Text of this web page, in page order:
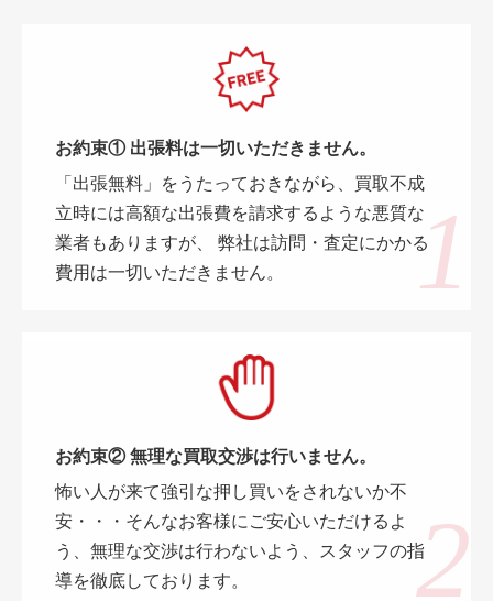
お約束① 出張料は一切いただきません。
「出張無料」をうたっておきながら、買取不成
立時には高額な出張費を請求するような悪質な
業者もありますが、 弊社は訪問・査定にかかる
費用は一切いただきません。
お約束② 無理な買取交渉は行いません。
怖い人が来て強引な押し買いをされないか不
安・・・そんなお客様にご安心いただけるよ
う、無理な交渉は行わないよう、スタッフの指
導を徹底しております。